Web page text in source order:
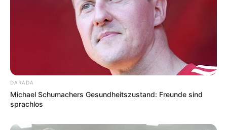
DARADA
Michael Schumachers Gesundheitszustand: Freunde sind
sprachlos